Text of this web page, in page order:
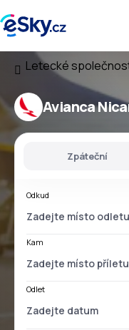
Letecké
Avianca
Zpáteční
Odkud
Kam
Odlet